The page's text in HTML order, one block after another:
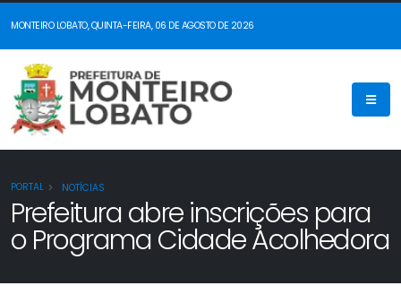
MONTEIRO LOBATO, QUINTA-FEIRA, 06 DE AGOSTO DE 2026
PORTAL NOTÍCIAS
Prefeitura abre inscrições para
o Programa Cidade Acolhedora